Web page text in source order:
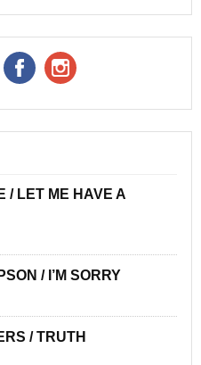
Facebook
/ LET ME HAVE A
/ I’M SORRY
/ TRUTH